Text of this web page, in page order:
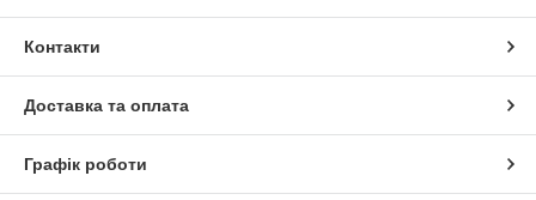
Контакти
Доставка та оплата
Графік роботи